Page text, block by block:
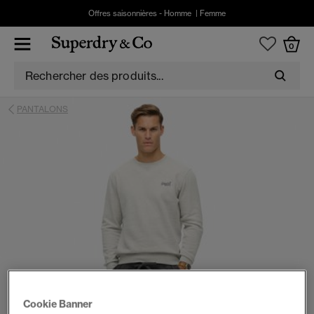
Offres saisonnières - Homme Femme
0
PANTALONS
Cookie Banner